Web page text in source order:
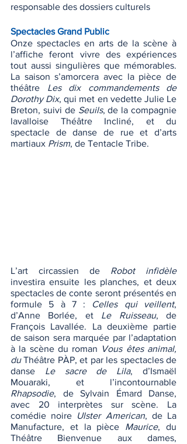
responsable des dossiers culturels
Spectacles Grand Public
Onze spectacles en arts de la scène à
l’affiche feront vivre des expériences
tout aussi singulières que mémorables.
La saison s’amorcera avec la pièce de
théâtre Les dix commandements de
Dorothy Dix, qui met en vedette Julie Le
Breton, suivi de Seuils, de la compagnie
lavalloise Théâtre Incliné, et du
spectacle de danse de rue et d’arts
martiaux Prism, de Tentacle Tribe.
L’art circassien de Robot infidèle
investira ensuite les planches, et deux
spectacles de conte seront présentés en
formule 5 à 7 : Celles qui veillent,
d’Anne Borlée, et Le Ruisseau, de
François Lavallée. La deuxième partie
de saison sera marquée par l’adaptation
à la scène du roman Vous êtes animal,
du Théâtre PÀP, et par les spectacles de
danse Le sacre de Lila, d’Ismaël
Rhapsodie, de Sylvain Émard Danse,
avec 20 interprètes sur scène. La
comédie noire Ulster American, de La
Manufacture, et la pièce Maurice, du
Théâtre Bienvenue aux dames,